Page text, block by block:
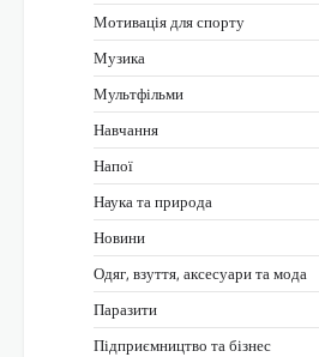
Мотивація для спорту
Музика
Мультфільми
Навчання
Напої
Наука та природа
Новини
Одяг, взуття, аксесуари та мода
Паразити
Підприємництво та бізнес